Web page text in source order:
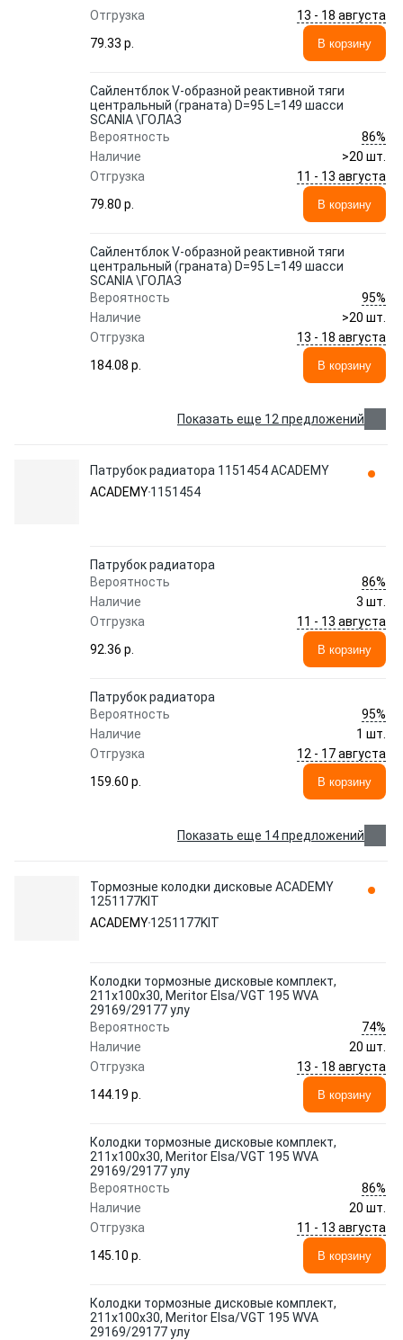
Отгрузка
13 - 18 августа
79.33 p.
В корзину
Сайлентблок V-образной реактивной тяги
центральный (граната) D=95 L=149 шасси
SCANIA \ГОЛАЗ
Вероятность
86%
Наличие
>20 шт.
Отгрузка
11 - 13 августа
79.80 p.
В корзину
Сайлентблок V-образной реактивной тяги
центральный (граната) D=95 L=149 шасси
SCANIA \ГОЛАЗ
Вероятность
95%
Наличие
>20 шт.
Отгрузка
13 - 18 августа
184.08 p.
В корзину
Показать еще 12 предложений
Патрубок радиатора 1151454 ACADEMY
ACADEMY1151454
Патрубок радиатора
Вероятность
86%
Наличие
3 шт.
Отгрузка
11 - 13 августа
92.36 p.
В корзину
Патрубок радиатора
Вероятность
95%
Наличие
1 шт.
Отгрузка
12 - 17 августа
159.60 p.
В корзину
Показать еще 14 предложений
Тормозные колодки дисковые ACADEMY
1251177KIT
ACADEMY1251177KIT
Колодки тормозные дисковые комплект,
211x100x30, Meritor Elsa/VGT 195 WVA
29169/29177 улу
Вероятность
74%
Наличие
20 шт.
Отгрузка
13 - 18 августа
144.19 p.
В корзину
Колодки тормозные дисковые комплект,
211x100x30, Meritor Elsa/VGT 195 WVA
29169/29177 улу
Вероятность
86%
Наличие
20 шт.
Отгрузка
11 - 13 августа
145.10 p.
В корзину
Колодки тормозные дисковые комплект,
211x100x30, Meritor Elsa/VGT 195 WVA
29169/29177 улу